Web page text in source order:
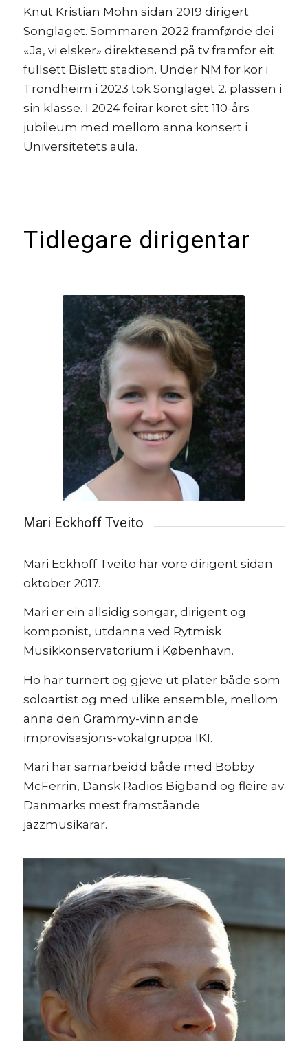
Knut Kristian Mohn sidan 2019 dirigert
Songlaget. Sommaren 2022 framførde dei
«Ja, vi elsker» direktesend på tv framfor eit
fullsett Bislett stadion. Under NM for kor i
Trondheim i 2023 tok Songlaget 2. plassen i
sin klasse. I 2024 feirar koret sitt 110-års
jubileum med mellom anna konsert i
Universitetets aula.
Tidlegare dirigentar
Mari Eckhoff Tveito
Mari Eckhoff Tveito har vore dirigent sidan
oktober 2017.
Mari er ein allsidig songar, dirigent og
komponist, utdanna ved Rytmisk
Musikkonservatorium i København.
Ho har turnert og gjeve ut plater både som
soloartist og med ulike ensemble, mellom
anna den Grammy-vinn ande
improvisasjons-vokalgruppa IKI.
Mari har samarbeidd både med Bobby
McFerrin, Dansk Radios Bigband og fleire av
Danmarks mest framståande
jazzmusikarar.